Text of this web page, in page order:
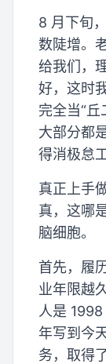
8 月下旬
数陡增。
给我们，
好，这时
完全当“丘
大部分都
得消极怠
真正上手
真，这哪
脑细胞。
首先，履
业年限越
人是
年写到今
务，取得